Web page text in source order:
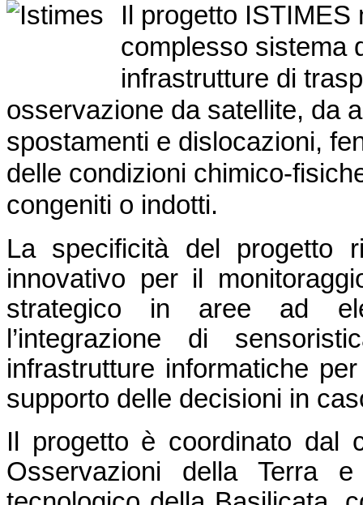
Il progetto ISTIMES
complesso sistema
infrastrutture di
osservazione da satellite, da
spostamenti e dislocazioni,
delle condizioni chimico-
congeniti o indotti.
La specificità del progetto
innovativo per il
strategico in aree ad
l’integrazione di
infrastrutture informatiche
supporto delle decisioni in
Il progetto è coordinato dal
Osservazioni della Terra